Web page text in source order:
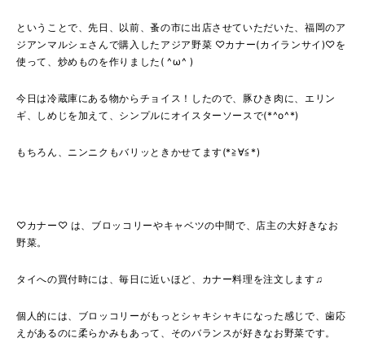
ということで、先日、以前、蚤の市に出店させていただいた、福岡のア
ジアンマルシェさんで購入した アジア野菜 ♡カナー(カイランサイ)♡を
使って、炒めものを作りました( ^ω^ )
今日は冷蔵庫にある物からチョイス！したので、豚ひき肉に、エリン
ギ、しめじを加えて、シンプルにオイスターソースで(*^o^*)
もちろん、ニンニクもバリッときかせてます(*≧∀≦*)
♡カナー♡ は、ブロッコリーやキャベツの中間で、店主の大好きなお
野菜。
タイへの買付時には、毎日に近いほど、カナー料理を注文します♫
個人的には、ブロッコリーがもっとシャキシャキになった感じで、歯応
えがあるのに柔らかみもあって、そのバランスが好きなお野菜です。